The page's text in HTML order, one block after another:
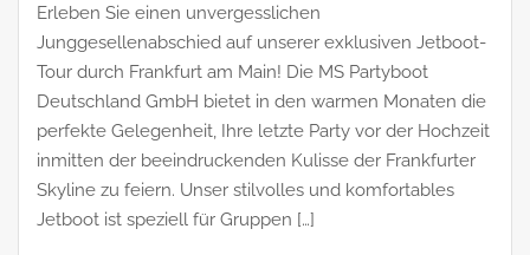
Erleben Sie einen unvergesslichen
Junggesellenabschied auf unserer exklusiven Jetboot-
Tour durch Frankfurt am Main! Die MS Partyboot
Deutschland GmbH bietet in den warmen Monaten die
perfekte Gelegenheit, Ihre letzte Party vor der Hochzeit
inmitten der beeindruckenden Kulisse der Frankfurter
Skyline zu feiern. Unser stilvolles und komfortables
Jetboot ist speziell für Gruppen […]